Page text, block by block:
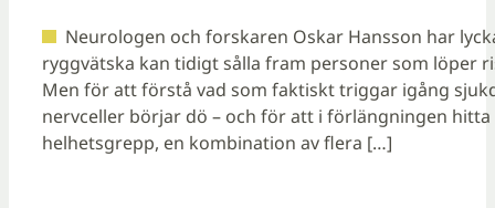
Neurologen och forskaren Oskar Hansson har
ryggvätska kan tidigt sålla fram personer som löper
Men för att förstå vad som faktiskt triggar igång
nervceller börjar dö – och för att i förlängningen hitta
helhetsgrepp, en kombination av flera […]